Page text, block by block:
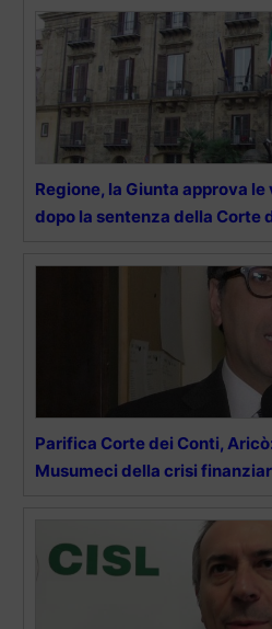
Regione, la Giunta approva
dopo la sentenza della Corte
Parifica Corte dei Conti,
Musumeci della crisi